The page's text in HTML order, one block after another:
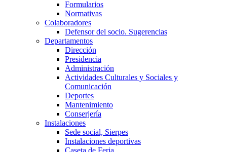
Formularios
Normativas
Colaboradores
Defensor del socio. Sugerencias
Departamentos
Dirección
Presidencia
Administración
Actividades Culturales y Sociales y
Comunicación
Deportes
Mantenimiento
Conserjería
Instalaciones
Sede social, Sierpes
Instalaciones deportivas
Caseta de Feria